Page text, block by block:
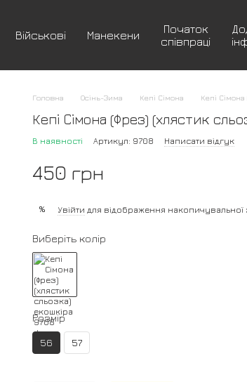
Військові Манекени
Початок
співпраці
Головна Осінь-Зима Кепі Сімона Кепі
Кепі Сімона (Фрез) (хлястик
В наявності Артикул: 9708 Написати відгук
450 грн
% Увійти для відображення
Виберіть колір
Розмір
56 57